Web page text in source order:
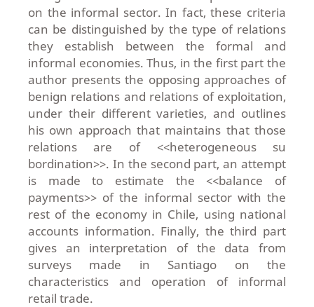
on the informal sector. In fact, these criteria
can be distinguished by the type of relations
they establish between the formal and
informal economies. Thus, in the first part the
author presents the opposing approaches of
benign relations and relations of exploitation,
under their different varieties, and outlines
his own approach that maintains that those
relations are of <<heterogeneous su
bordination>>. In the second part, an attempt
is made to estimate the <<balance of
payments>> of the informal sector with the
rest of the economy in Chile, using national
accounts information. Finally, the third part
gives an interpretation of the data from
surveys made in Santiago on the
characteristics and operation of informal
retail trade.